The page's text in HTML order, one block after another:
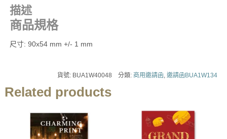
描述
商品規格
尺寸: 90x54 mm +/- 1 mm
貨號: BUA1W40048 分類:商用邀請函,邀請函BUA1W134
Related products